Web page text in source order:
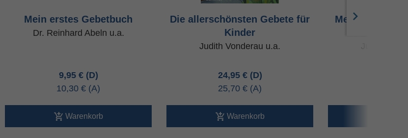
Mein erstes Gebetbuch
Dr. Reinhard Abeln u.a.
9,95 €
10,30 €
Warenkorb
Die allerschönsten Gebete für
Kinder
Judith Vonderau u.a.
24,95 €
25,70 €
Warenkorb
Mein